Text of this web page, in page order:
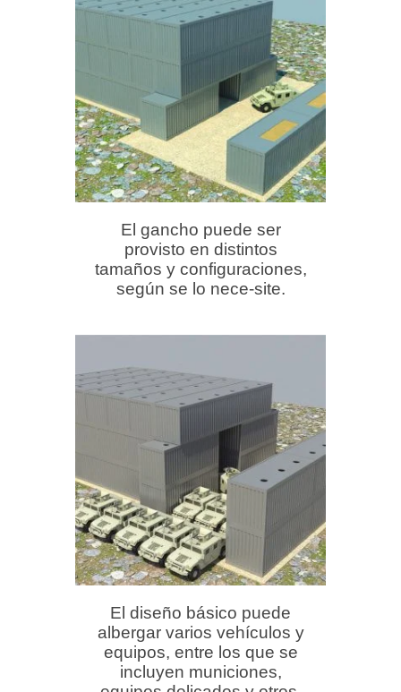
El gancho puede ser
provisto en distintos
tamaños y configuraciones,
según se lo nece-site.
El diseño básico puede
albergar varios vehículos y
equipos, entre los que se
incluyen municiones,